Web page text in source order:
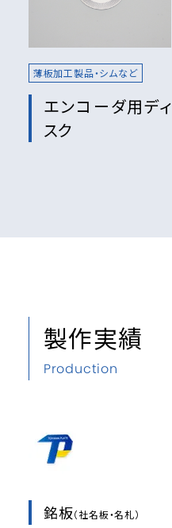
薄板加工製品・シムなど
エンコーダ用ディ
スク
製作実績
Production
銘板（社名板・名札）